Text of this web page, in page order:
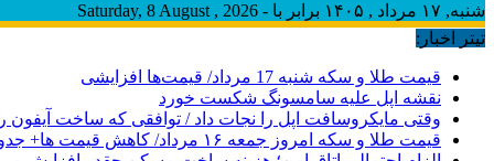
شنبه, ۱۷ مرداد , ۱۴۰۵ برابر با - Saturday, 8 August , 2026
تیتر اخبار:
قیمت طلا و سکه شنبه 17 مرداد/ قیمت‌ها افزایشی
نقشه اپل علیه سامسونگ شکست خورد
وقتی مایکروسافت اپل را نجات داد / توافقی که ساخت آیفون
قیمت طلا و سکه امروز جمعه ۱۶ مرداد/ کاهش قیمت ها+ جدول و جزییات